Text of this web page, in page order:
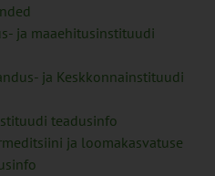
ja maaehitusinstituudi
ja Keskkonnainstituudi
teadusinfo
ja loomakasvatuse